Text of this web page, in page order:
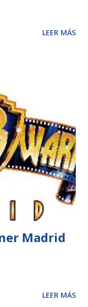
LEER MÁS
Madrid
LEER MÁS